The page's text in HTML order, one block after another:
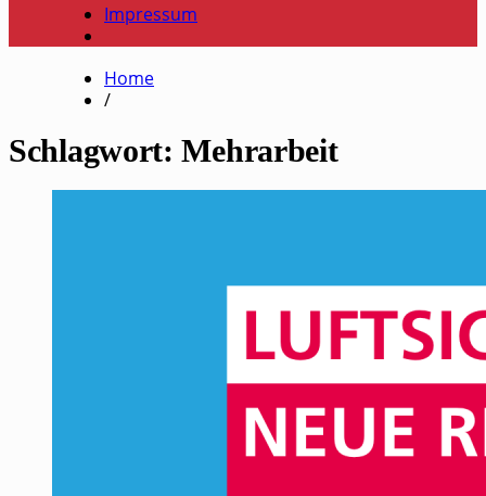
Impressum
Home
/
Schlagwort:Mehrarbeit